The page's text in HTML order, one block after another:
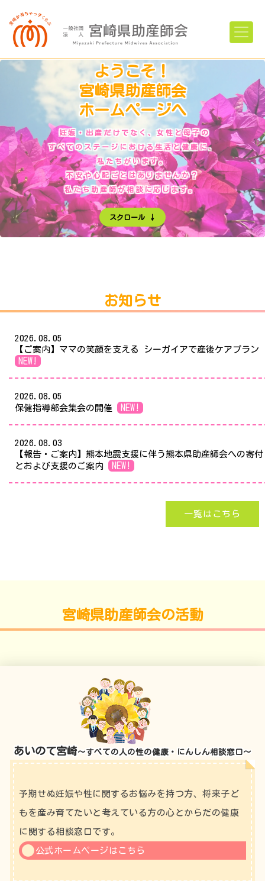
ようこそ！
宮崎県助産師会
ホームページへ
妊娠・出産だけでなく、女性と母子の
すべてのステージにおける生活と健康に、
私たちがいます。
不安や心配ごとはありませんか？
私たち助産師が相談に応じます。
スクロール ↓
お知らせ
2026.08.05
【ご案内】ママの笑顔を支える シーガイアで産後ケアプラン
NEW!
2026.08.05
保健指導部会集会の開催
NEW!
2026.08.03
【報告・ご案内】熊本地震支援に伴う熊本県助産師会への寄付
とおよび支援のご案内
NEW!
一覧はこちら
宮崎県助産師会の活動
あいのて宮崎～すべての人の性の健康・にんしん相談窓口～
予期せぬ妊娠や性に関するお悩みを持つ方、将来子ど
もを産み育てたいと考えている方の心とからだの健康
に関する相談窓口です。
公式ホームページはこちら